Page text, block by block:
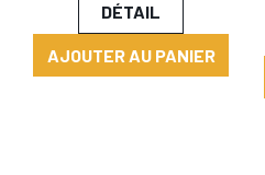
DÉTAIL
AJOUTER AU PANIER